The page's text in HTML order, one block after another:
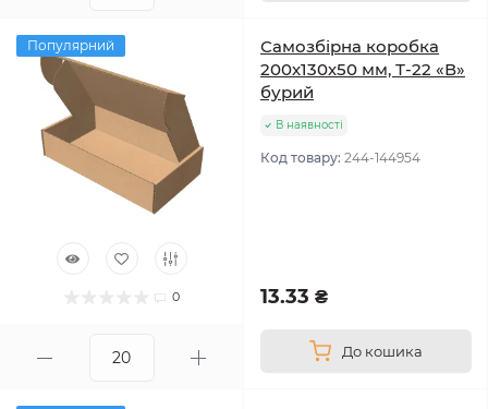
Популярний
0
Самозбірна коробка
200х130х50 мм, Т-22 «В»
бурий
В наявності
Код товару: 244-144954
13.33 ₴
До кошика